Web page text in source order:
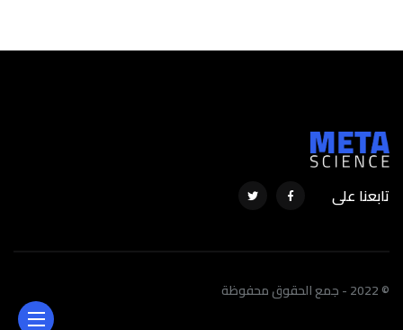
تابعنا على
© 2022 - جمع الحقوق محفوظة